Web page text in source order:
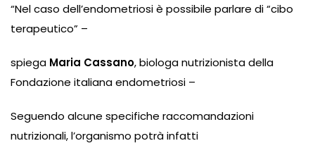
“Nel caso dell’endometriosi è possibile parlare di “cibo
terapeutico” –
spiega Maria Cassano, biologa nutrizionista della
Fondazione italiana endometriosi –
Seguendo alcune specifiche raccomandazioni
nutrizionali, l’organismo potrà infatti